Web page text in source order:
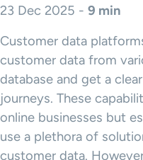
23 Dec 2025 - 9 min
Customer data
customer data from
database and get a
journeys. These
online businesses but
use a plethora of
customer data.